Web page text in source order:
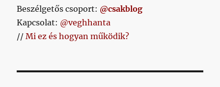
Beszélgetős csoport: @csakblog
Kapcsolat: @veghhanta
//Mi ez és hogyan működik?